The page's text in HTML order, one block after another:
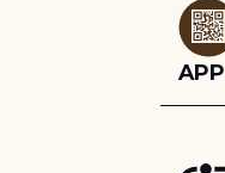
APP